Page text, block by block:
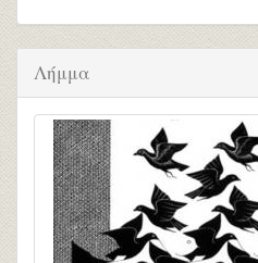
Λήμμα